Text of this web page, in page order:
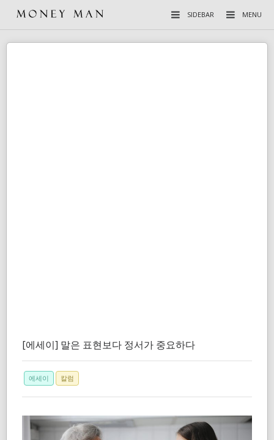
MENU
SIDEBAR
[에세이] 말은 표현보다 정서가 중요하다
에세이 칼럼